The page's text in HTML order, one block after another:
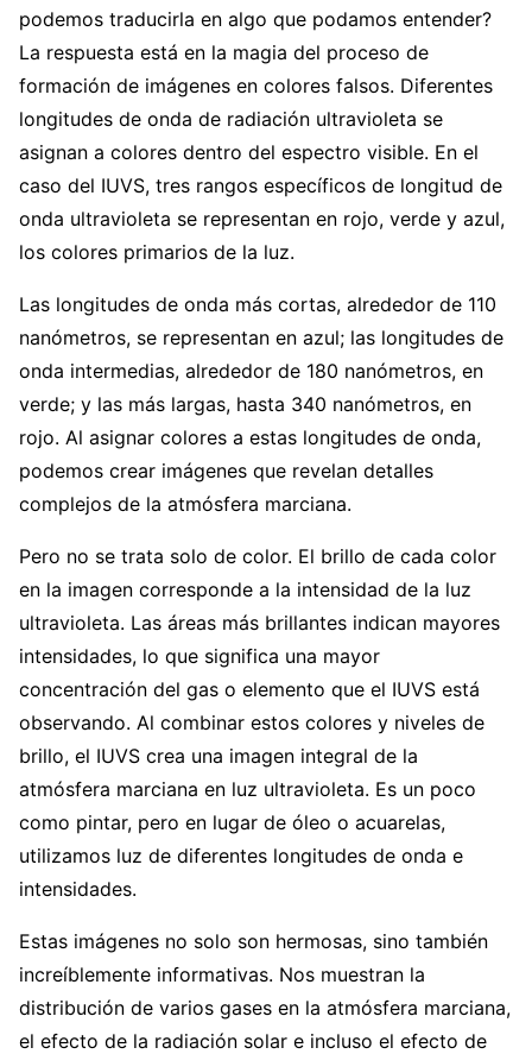
podemos traducirla en algo que podamos entender?
La respuesta está en la magia del proceso de
formación de imágenes en colores falsos. Diferentes
longitudes de onda de radiación ultravioleta se
asignan a colores dentro del espectro visible. En el
caso del IUVS, tres rangos específicos de longitud de
onda ultravioleta se representan en rojo, verde y azul,
los colores primarios de la luz.
Las longitudes de onda más cortas, alrededor de 110
nanómetros, se representan en azul; las longitudes de
onda intermedias, alrededor de 180 nanómetros, en
verde; y las más largas, hasta 340 nanómetros, en
rojo. Al asignar colores a estas longitudes de onda,
podemos crear imágenes que revelan detalles
complejos de la atmósfera marciana.
Pero no se trata solo de color. El brillo de cada color
en la imagen corresponde a la intensidad de la luz
ultravioleta. Las áreas más brillantes indican mayores
intensidades, lo que significa una mayor
concentración del gas o elemento que el IUVS está
observando. Al combinar estos colores y niveles de
brillo, el IUVS crea una imagen integral de la
atmósfera marciana en luz ultravioleta. Es un poco
como pintar, pero en lugar de óleo o acuarelas,
utilizamos luz de diferentes longitudes de onda e
intensidades.
Estas imágenes no solo son hermosas, sino también
increíblemente informativas. Nos muestran la
distribución de varios gases en la atmósfera marciana,
el efecto de la radiación solar e incluso el efecto de